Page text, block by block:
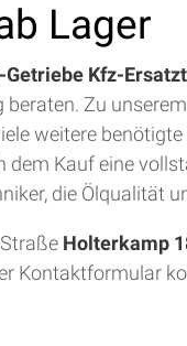
Lager
Kfz-
Zu unserem
weitere
dem Kauf eine
die Ölqualität
Holterkamp
Kontaktformular